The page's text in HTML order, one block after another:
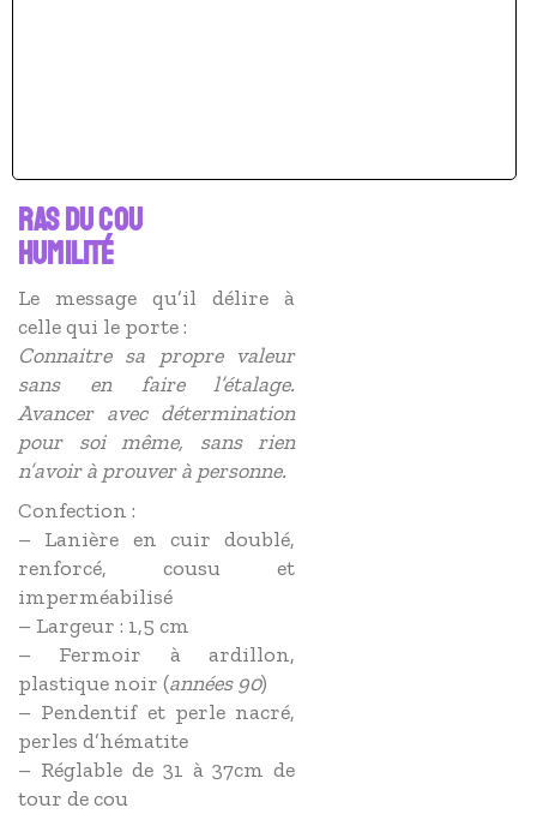
RAS DU COU
HUMILITÉ
Le message qu’il délire à
celle qui le porte :
Connaitre sa propre valeur
sans en faire l’étalage.
Avancer avec détermination
pour soi même, sans rien
n’avoir à prouver à personne.
Confection :
– Lanière en cuir doublé,
renforcé, cousu et
imperméabilisé
– Largeur : 1,5 cm
– Fermoir à ardillon,
plastique noir (années 90)
– Pendentif et perle nacré,
perles d’hématite
– Réglable de 31 à 37cm de
tour de cou